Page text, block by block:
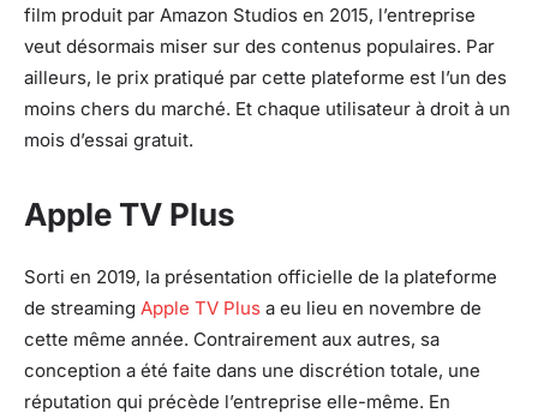
film produit par Amazon Studios en 2015, l’entreprise
veut désormais miser sur des contenus populaires. Par
ailleurs, le prix pratiqué par cette plateforme est l’un des
moins chers du marché. Et chaque utilisateur à droit à un
mois d’essai gratuit.
Apple TV Plus
Sorti en 2019, la présentation officielle de la plateforme
de streaming Apple TV Plus a eu lieu en novembre de
cette même année. Contrairement aux autres, sa
conception a été faite dans une discrétion totale, une
réputation qui précède l’entreprise elle-même. En